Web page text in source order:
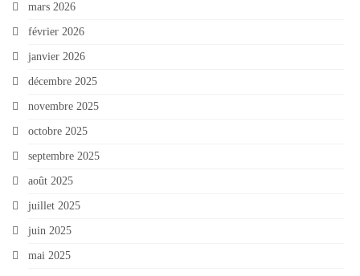
mars 2026
février 2026
janvier 2026
décembre 2025
novembre 2025
octobre 2025
septembre 2025
août 2025
juillet 2025
juin 2025
mai 2025